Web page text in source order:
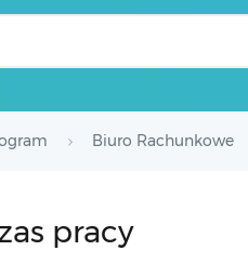
Biuro Rachunkowe
pracy